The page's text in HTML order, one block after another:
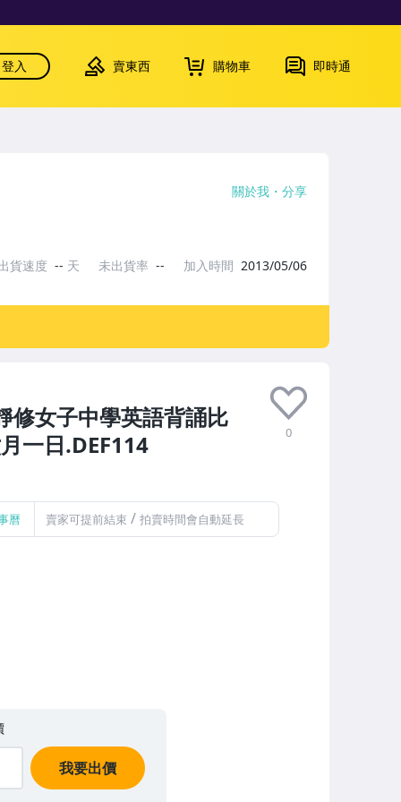
登入 賣東西 購物車 即時通
修女子中學英語背誦比
一日.DEF114
0
曆 賣家可提前結束 / 拍賣時間會自動延長
我要出價
關於我 分享
貨速度 -- 天 未出貨率 -- 加入時間 2013/05/06